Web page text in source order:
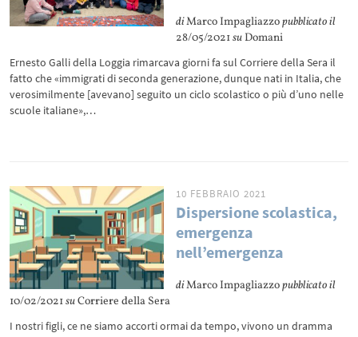
diMarco Impagliazzopubblicato il
28/05/2021su Domani
Ernesto Galli della Loggia rimarcava giorni fa sul Corriere della Sera il
fatto che «immigrati di seconda generazione, dunque nati in Italia, che
verosimilmente [avevano] seguito un ciclo scolastico o più d’uno nelle
scuole italiane»,…
10 FEBBRAIO 2021
Dispersione scolastica,
emergenza
nell’emergenza
diMarco Impagliazzopubblicato il
10/02/2021suCorriere della Sera
I nostri figli, ce ne siamo accorti ormai da tempo, vivono un dramma